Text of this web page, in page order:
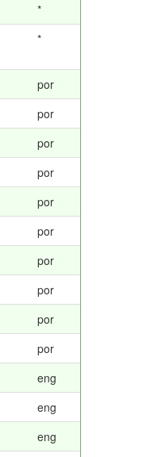
*
*
por
por
por
por
por
por
por
por
por
por
eng
eng
eng